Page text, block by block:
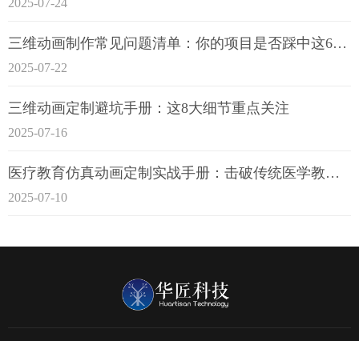
2025-07-24
三维动画制作常见问题清单：你的项目是否踩中这6大技术雷区？
2025-07-22
三维动画定制避坑手册：这8大细节重点关注
2025-07-16
医疗教育仿真动画定制实战手册：击破传统医学教育7大痛点
2025-07-10